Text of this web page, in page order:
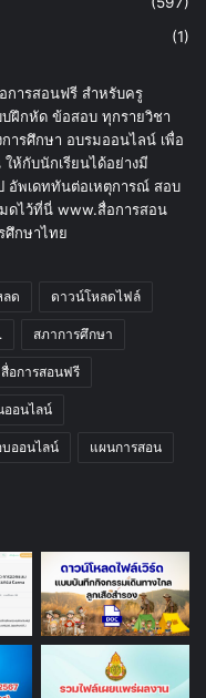
(1)
การสอนฟรี สำหรับครู
ฝึกหัด ข้อสอบ ทุกรายวิชา
ารศึกษา อบรมออนไลน์ เพื่อ
ห้กับนักเรียนได้อย่างมี
อัพเดททันต่อเหตุการณ์ สอบ
ดไว้ที่นี่ www.สื่อการสอน
ศึกษาไทย
ลด ดาวน์โหลดไฟล์
สภาการศึกษา
สื่อการสอนฟรี
ออนไลน์
ออนไลน์ แผนการสอน